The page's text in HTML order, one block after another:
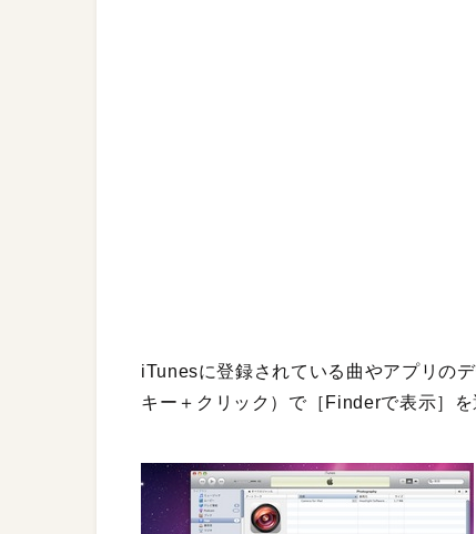
iTunesに登録されている曲やアプリの
キー＋クリック）で［Finderで表示］